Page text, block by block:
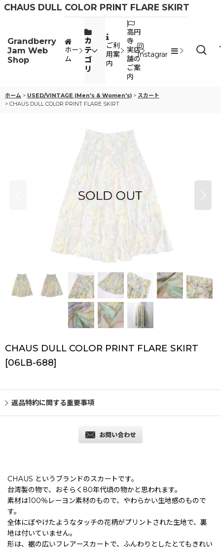
CHAUS DULL COLOR PRINT FLARE SKIRT
Grandberry
Jam Web
Shop
ホー
ム
カ
テ
ゴ
リ
ご利
用案
内
高円
寺
実店
舗の
ご案
内
Instagram
ホーム > USED/VINTAGE (Men's & Women's) > スカート
> CHAUS DULL COLOR PRINT FLARE SKIRT
CHAUS DULL COLOR PRINT FLARE SKIRT
[06LB-688]
返品特約に関する重要事項
CHAUS というブランドのスカートです。
台湾製の物で、おそらく80年代頃の物かと思われます。
素材は100％レーヨン素材のもので、やわらかい生地感のもので
す。
全体にぼやけたようなタッチの花柄がプリントされた生地で、裏
地は付いていません。
形は、裾の広いフレアースカートで、ふんわりとしたとてもきれい